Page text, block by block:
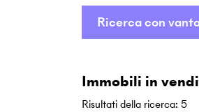
Ricerca con
Immobili in
Risultati della ricerca: 5